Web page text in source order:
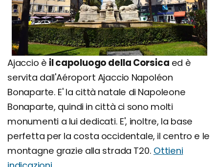
Ajaccio è il capoluogo della Corsica ed è
servita dall'Aéroport Ajaccio Napoléon
Bonaparte. E' la città natale di Napoleone
Bonaparte, quindi in città ci sono molti
monumenti a lui dedicati. E', inoltre, la base
perfetta per la costa occidentale, il centro e le
montagne grazie alla strada T20. Ottieni